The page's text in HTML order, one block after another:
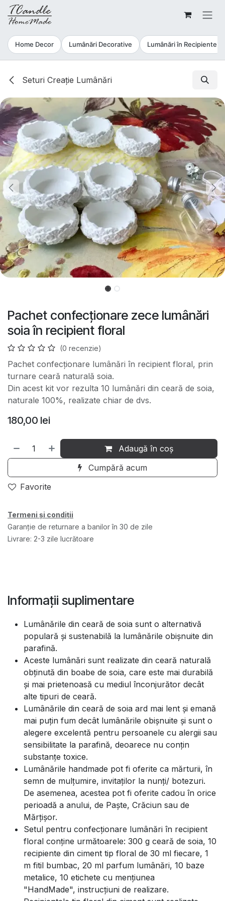
Sari la conținut
Home Decor Lumânări Decorative Lumânări în Recipiente
Seturi Creație Lumânări
Pachet confecționare zece lumânări
soia în recipient floral
(0 recenzie)
Pachet confecționare lumânări în recipient floral, prin
turnare ceară naturală soia.
Din acest kit vor rezulta 10 lumânări din ceară de soia,
naturale 100%, realizate chiar de dvs.
180,00 lei
Adaugă în coș
Cumpără acum
Favorite
Termeni și condiții
Garanție de returnare a banilor în 30 de zile
Livrare: 2-3 zile lucrătoare
Informații suplimentare
Lumânările din ceară de soia sunt o alternativă
populară și sustenabilă la lumânările obișnuite din
parafină.
Aceste lumânări sunt realizate din ceară naturală
obținută din boabe de soia, care este mai durabilă
și mai prietenoasă cu mediul înconjurător decât
alte tipuri de ceară.
Lumânările din ceară de soia ard mai lent și emană
mai puțin fum decât lumânările obișnuite și sunt o
alegere excelentă pentru persoanele cu alergii sau
sensibilitate la parafină, deoarece nu conțin
substanțe toxice.
Lumânările handmade pot fi oferite ca mărturii, în
semn de mulțumire, invitaților la nunți/ botezuri.
De asemenea, acestea pot fi oferite cadou în orice
perioadă a anului, de Paște, Crăciun sau de
Mărțișor.
Setul pentru confecționare lumânări în recipient
floral conține următoarele: 300 g ceară de soia, 10
recipiente din ciment tip floral de 30 ml fiecare, 1
m fitil bumbac, 20 ml parfum lumânări, 10 baze
metalice, 10 etichete cu mențiunea
"HandMade", instrucțiuni de realizare.